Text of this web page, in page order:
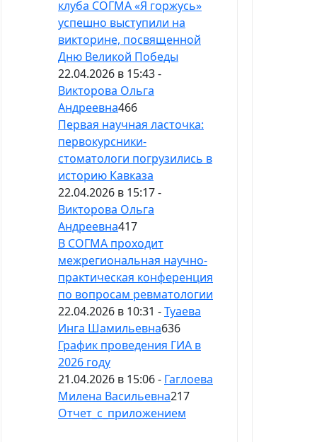
клуба СОГМА «Я горжусь»
успешно выступили на
викторине, посвященной
Дню Великой Победы
22.04.2026 в 15:43 -
Викторова Ольга
Андреевна466
Первая научная ласточка:
первокурсники-
стоматологи погрузились в
историю Кавказа
22.04.2026 в 15:17 -
Викторова Ольга
Андреевна417
В СОГМА проходит
межрегиональная научно-
практическая конференция
по вопросам ревматологии
22.04.2026 в 10:31 -Туаева
Инга Шамильевна636
График проведения ГИА в
2026 году
21.04.2026 в 15:06 - Гаглоева
Милена Васильевна217
Отчет_с_приложением